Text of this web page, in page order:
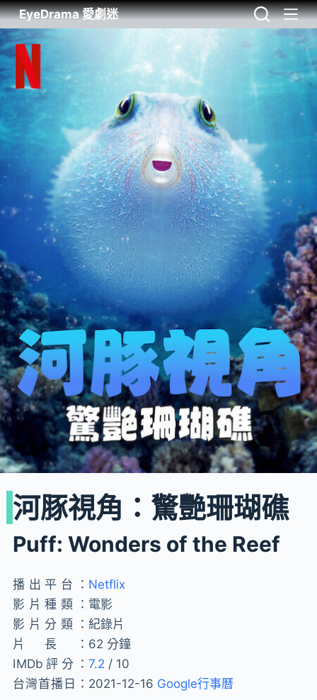
EyeDrama 愛劇迷
河豚視角：驚艷珊瑚礁
Puff: Wonders of the Reef
播出平台： Netflix
影片種類： 電影
影片分類： 紀錄片
片長： 62 分鐘
IMDb評分：7.2 / 10
台灣首播日： 2021-12-16 Google行事曆